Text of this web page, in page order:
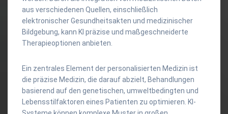
aus verschiedenen Quellen, einschließlich
elektronischer Gesundheitsakten und medizinischer
Bildgebung, kann KI präzise und maßgeschneiderte
Therapieoptionen anbieten.
Ein zentrales Element der personalisierten Medizin ist
die präzise Medizin, die darauf abzielt, Behandlungen
basierend auf den genetischen, umweltbedingten und
Lebensstilfaktoren eines Patienten zu optimieren. KI-